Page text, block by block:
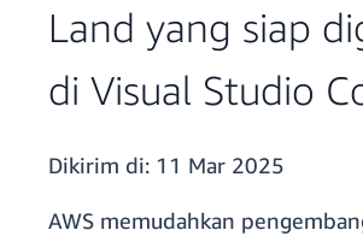
Land yang siap
di Visual Studio
Dikirim di: 11 Mar 2025
AWS memudahkan